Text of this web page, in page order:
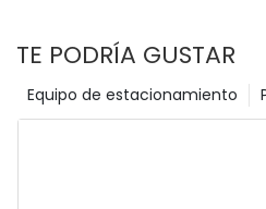
TE PODRÍA GUSTAR
Equipo de estacionamiento